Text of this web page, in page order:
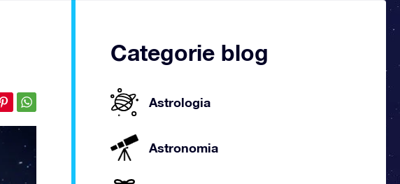
Categorie blog
Astrologia
Astronomia